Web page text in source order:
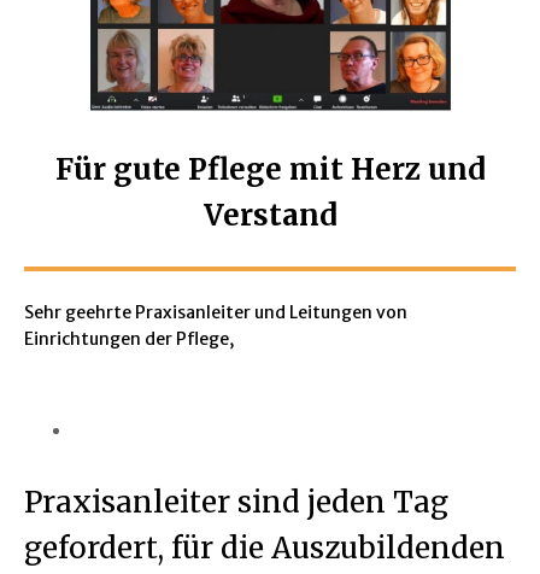
Für gute Pflege mit Herz und
Verstand
Sehr geehrte Praxisanleiter und Leitungen von
Einrichtungen der Pflege,
Praxisanleiter sind jeden Tag
gefordert, für die Auszubildenden